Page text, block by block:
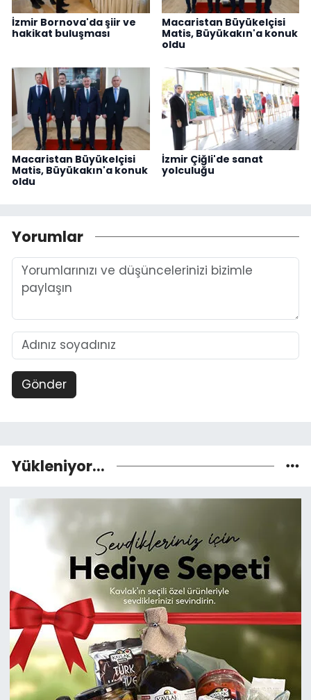
İzmir Bornova'da şiir ve
hakikat buluşması
Macaristan Büyükelçisi
Matis, Büyükakın'a konuk
oldu
Macaristan Büyükelçisi
Matis, Büyükakın'a konuk
oldu
İzmir Çiğli'de sanat
yolculuğu
Yorumlar
Gönder
Yükleniyor...